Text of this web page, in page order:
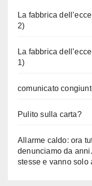
La fabbrica
2)
La fabbrica
1)
comunicato
Pulito sulla carta?
Allarme caldo: ora
denunciamo da
stesse e vanno solo